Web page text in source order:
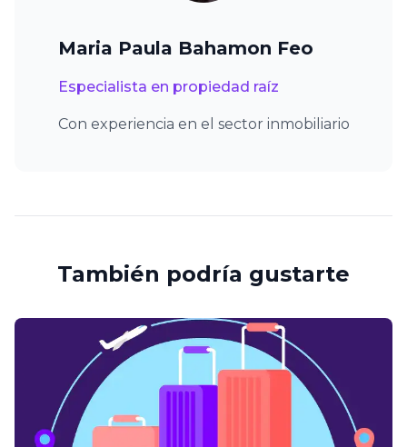
Maria Paula Bahamon Feo
Especialista en propiedad raíz
Con experiencia en el sector inmobiliario
También podría gustarte